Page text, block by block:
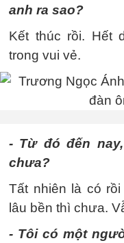
anh ra sao?
Kết thúc rồi. Hết
trong vui vẻ.
- Từ đó đến
chưa?
Tất nhiên là có
lâu bền thì chưa.
- Tôi có một